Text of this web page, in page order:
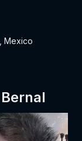
Mexico